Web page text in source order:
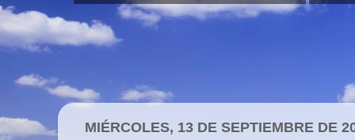
MIÉRCOLES, 13 DE SEPTIEMBRE DE